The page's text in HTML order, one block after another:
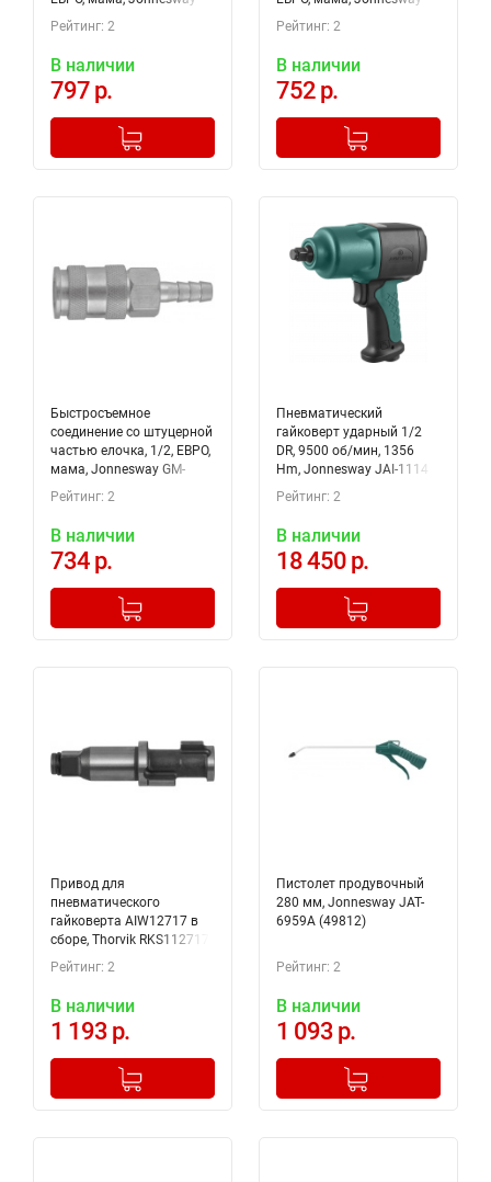
GM-04AF
Рейтинг: 2
В наличии
797 р.
+
Добавлено в корзину
GM-04AM
Рейтинг: 2
В наличии
752 р.
+
Добавлено в корзину
Быстросъемное
соединение со штуцерной
частью елочка, 1/2, ЕВРО,
мама, Jonnesway GM-
04AH
Рейтинг: 2
В наличии
734 р.
+
Добавлено в корзину
Пневматический
гайковерт ударный 1/2
DR, 9500 об/мин, 1356
Hm, Jonnesway JAI-1114
Рейтинг: 2
В наличии
18 450 р.
+
Добавлено в корзину
Привод для
пневматического
гайковерта AIW12717 в
сборе, Thorvik RKS112717
Рейтинг: 2
В наличии
1 193 р.
+
Добавлено в корзину
Пистолет продувочный
280 мм, Jonnesway JAT-
6959A (49812)
Рейтинг: 2
В наличии
1 093 р.
+
Добавлено в корзину